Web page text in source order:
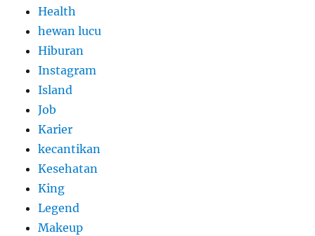
Health
hewan lucu
Hiburan
Instagram
Island
Job
Karier
kecantikan
Kesehatan
King
Legend
Makeup